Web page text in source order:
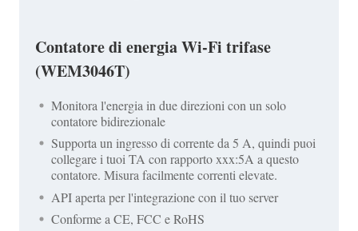
Contatore di energia Wi-Fi trifase
(WEM3046T)
Monitora l'energia in due direzioni con un solo
contatore bidirezionale
Supporta un ingresso di corrente da 5 A, quindi puoi
collegare i tuoi TA con rapporto xxx:5A a questo
contatore. Misura facilmente correnti elevate.
API aperta per l'integrazione con il tuo server
Conforme a CE, FCC e RoHS